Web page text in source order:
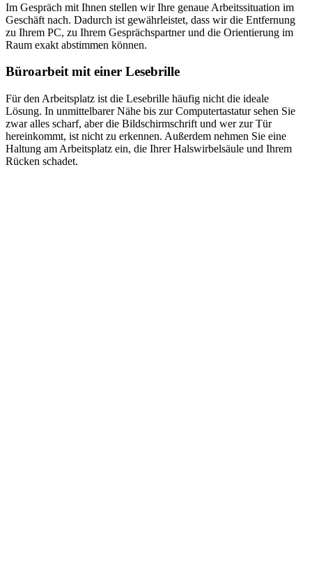
Im Gespräch mit Ihnen stellen wir Ihre genaue Arbeitssituation im
Geschäft nach. Dadurch ist gewährleistet, dass wir die Entfernung
zu Ihrem PC, zu Ihrem Gesprächspartner und die Orientierung im
Raum exakt abstimmen können.
Büroarbeit mit einer Lesebrille
Für den Arbeitsplatz ist die Lesebrille häufig nicht die ideale
Lösung. In unmittelbarer Nähe bis zur Computertastatur sehen Sie
zwar alles scharf, aber die Bildschirmschrift und wer zur Tür
hereinkommt, ist nicht zu erkennen. Außerdem nehmen Sie eine
Haltung am Arbeitsplatz ein, die Ihrer Halswirbelsäule und Ihrem
Rücken schadet.